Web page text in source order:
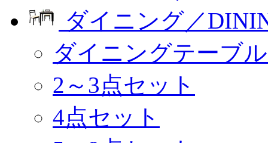
ダイニング／
ダイニングテーブ
2～3点セット
4点セット